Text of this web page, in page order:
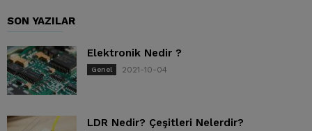
SON YAZILAR
Elektronik Nedir ?
Genel 2021-10-04
LDR Nedir? Çeşitleri Nelerdir?